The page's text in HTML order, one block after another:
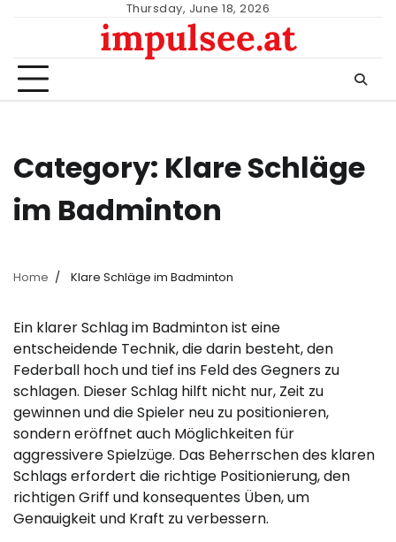
Thursday, June 18, 2026
impulsee.at
Category: Klare Schläge
im Badminton
Home Klare Schläge im Badminton
Ein klarer Schlag im Badminton ist eine
entscheidende Technik, die darin besteht, den
Federball hoch und tief ins Feld des Gegners zu
schlagen. Dieser Schlag hilft nicht nur, Zeit zu
gewinnen und die Spieler neu zu positionieren,
sondern eröffnet auch Möglichkeiten für
aggressivere Spielzüge. Das Beherrschen des klaren
Schlags erfordert die richtige Positionierung, den
richtigen Griff und konsequentes Üben, um
Genauigkeit und Kraft zu verbessern.